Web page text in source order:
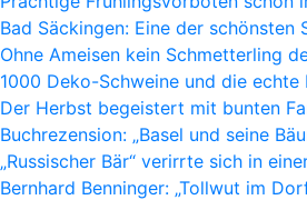
Bad Säckingen: Eine der schönsten
Ohne Ameisen kein Schmetterling
1000 Deko-Schweine und die echte
Der Herbst begeistert mit bunten
Buchrezension: „Basel und seine
„Russischer Bär“ verirrte sich in
Bernhard Benninger: „Tollwut im